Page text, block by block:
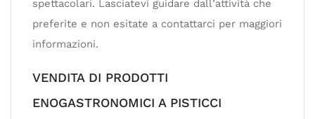
spettacolari. Lasciatevi guidare dall’attività che
preferite e non esitate a contattarci per maggiori
informazioni.
VENDITA DI PRODOTTI
ENOGASTRONOMICI A PISTICCI